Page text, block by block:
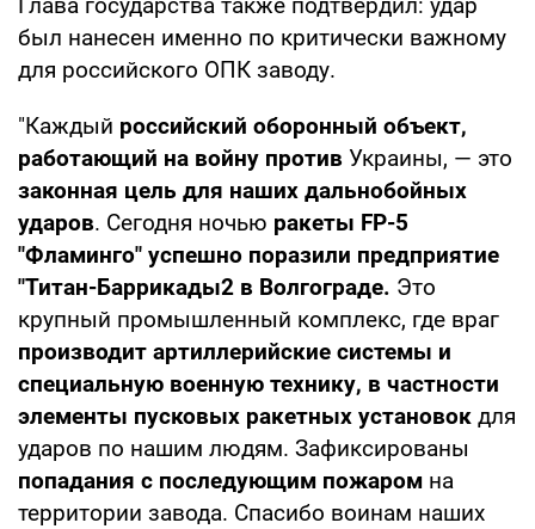
был нанесен именно по критически важному
для российского ОПК заводу.
"Каждый российский оборонный объект,
работающий на войну против Украины, — это
законная цель для наших дальнобойных
ударов. Сегодня ночью ракеты FP-5
"Фламинго" успешно поразили предприятие
"Титан-Баррикады2 в Волгограде. Это
крупный промышленный комплекс, где враг
производит артиллерийские системы и
специальную военную технику, в частности
элементы пусковых ракетных установок для
ударов по нашим людям. Зафиксированы
попадания с последующим пожаром на
территории завода. Спасибо воинам наших